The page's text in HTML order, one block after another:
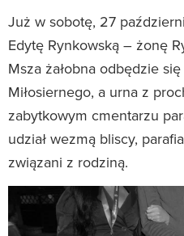
Już w sobotę, 27
Edytę Rynkowską – żonę
Msza żałobna odbędzie
Miłosiernego, a urna z
zabytkowym cmentarzu
udział wezmą bliscy,
związani z rodziną.